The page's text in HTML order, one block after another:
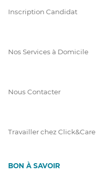
Inscription Candidat
Nos Services à Domicile
Nous Contacter
Travailler chez Click&Care
BON À SAVOIR